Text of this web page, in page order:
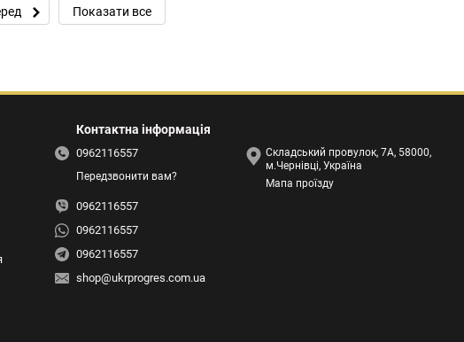
Показати все
Контактна інформація
0962116557
Передзвонити вам?
0962116557
0962116557
0962116557
shop@ukrprogres.com.ua
Складський провулок, 7А, 58000,
м.Чернівці, Україна
Мапа проїзду